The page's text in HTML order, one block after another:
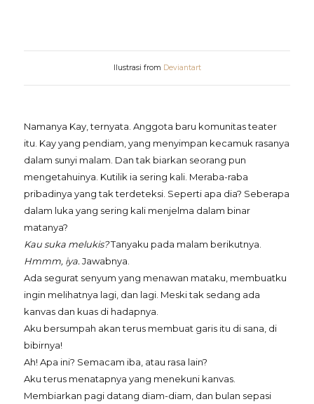
Ilustrasi from Deviantart
Namanya Kay, ternyata. Anggota baru komunitas teater
itu. Kay yang pendiam, yang menyimpan kecamuk rasanya
dalam sunyi malam. Dan tak biarkan seorang pun
mengetahuinya. Kutilik ia sering kali. Meraba-raba
pribadinya yang tak terdeteksi. Seperti apa dia? Seberapa
dalam luka yang sering kali menjelma dalam binar
matanya?
Kau suka melukis?Tanyaku pada malam berikutnya.
Hmmm, iya. Jawabnya.
Ada segurat senyum yang menawan mataku, membuatku
ingin melihatnya lagi, dan lagi. Meski tak sedang ada
kanvas dan kuas di hadapnya.
Aku bersumpah akan terus membuat garis itu di sana, di
bibirnya!
Ah! Apa ini? Semacam iba, atau rasa lain?
Aku terus menatapnya yang menekuni kanvas.
Membiarkan pagi datang diam-diam, dan bulan sepasi